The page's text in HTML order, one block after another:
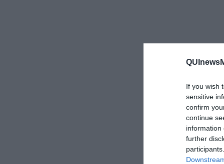
If you wish
sensitive
confirm
continue
information
further